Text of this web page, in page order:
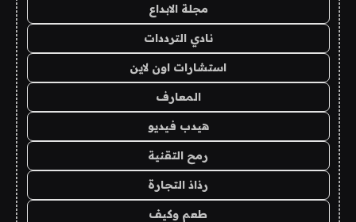
مجلة الابداع
نادي الترددات
استشارات اون لاين
المعارف
هيدب فيديو
رمح التقنية
رذاذ التجارة
طعم وكيف